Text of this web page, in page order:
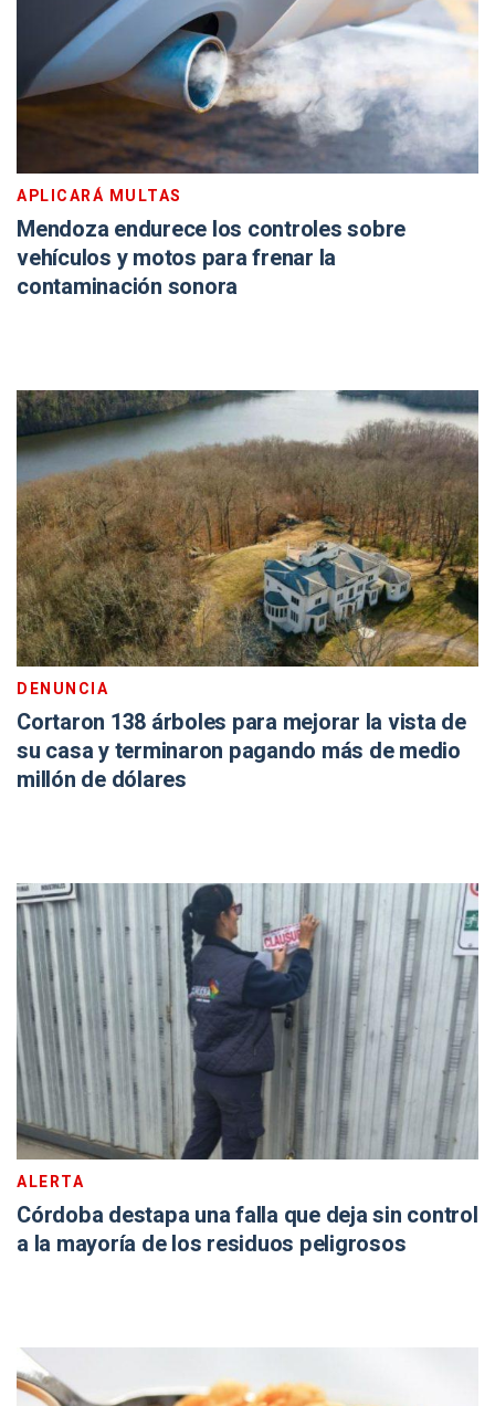
APLICARÁ MULTAS
Mendoza endurece los controles sobre
vehículos y motos para frenar la
contaminación sonora
DENUNCIA
Cortaron 138 árboles para mejorar la vista de
su casa y terminaron pagando más de medio
millón de dólares
ALERTA
Córdoba destapa una falla que deja sin control
a la mayoría de los residuos peligrosos